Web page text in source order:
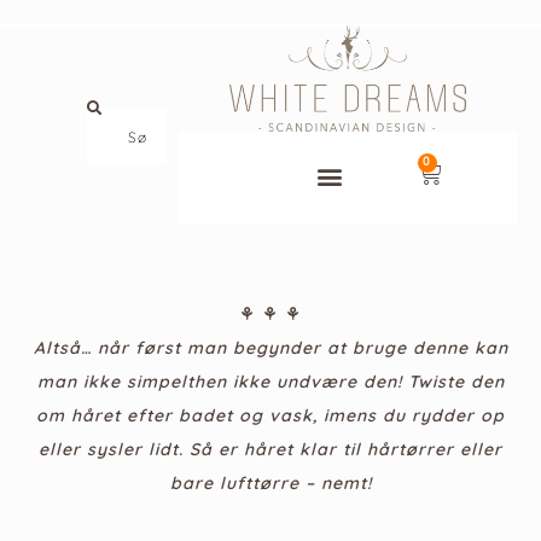
0
⚘ ⚘ ⚘
Altså… når først man begynder at bruge denne kan
man ikke simpelthen ikke undvære den! Twiste den
om håret efter badet og vask, imens du rydder op
eller sysler lidt. Så er håret klar til hårtørrer eller
bare lufttørre – nemt!